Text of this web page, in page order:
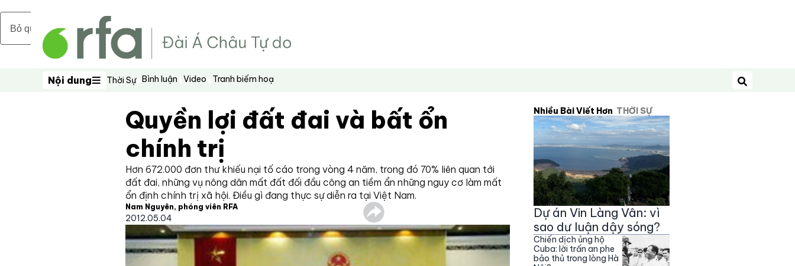
Bỏ qua nội dung chính
Nội dung
Nội dung Thời Sự Bình luận Video Tranh biếm hoạ
Tìm kiếm
Quyền lợi đất đai và bất ổn
chính trị
Hơn 672.000 đơn thư khiếu nại tố cáo trong vòng 4 năm, trong đó 70% liên quan tới
đất đai, những vụ nông dân mất đất đối đầu công an tiềm ẩn những nguy cơ làm mất
ổn định chính trị xã hội. Điều gì đang thực sự diễn ra tại Việt Nam.
Nam Nguyên, phóng viên RFA
2012.05.04
Nhiều Bài Viết Hơn THỜI SỰ
Dự án Vin Làng Vân: vì
sao dư luận dậy sóng?
Chiến dịch ủng hộ
Cuba: lời trấn an phe
bảo thủ trong lòng Hà